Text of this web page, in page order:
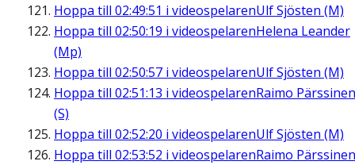
Hoppa till 02:49:51 i videospelarenUlf Sjösten (M)
Hoppa till 02:50:19 i videospelarenHelena Leander
(Mp)
Hoppa till 02:50:57 i videospelarenUlf Sjösten (M)
Hoppa till 02:51:13 i videospelarenRaimo Pärssinen
(S)
Hoppa till 02:52:20 i videospelarenUlf Sjösten (M)
Hoppa till 02:53:52 i videospelarenRaimo Pärssinen